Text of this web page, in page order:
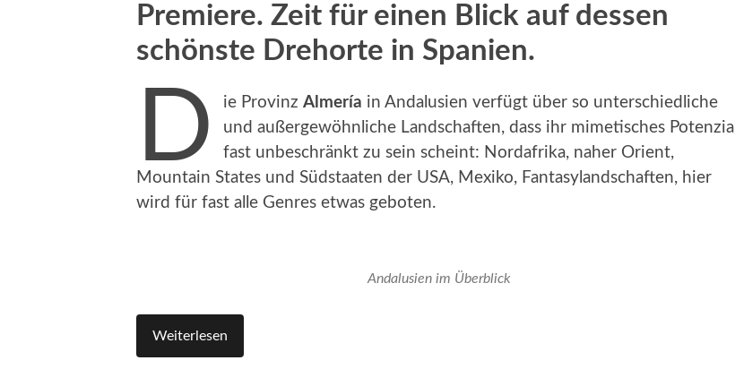
Premiere. Zeit für einen Blick auf dessen
schönste Drehorte in Spanien.
D ie ProvinzAlmería in Andalusien verfügt über so unterschiedliche
und außergewöhnliche Landschaften, dass ihr mimetisches Potenzial
fast unbeschränkt zu sein scheint: Nordafrika, naher Orient,
Mountain States und Südstaaten der USA, Mexiko, Fantasylandschaften, hier
wird für fast alle Genres etwas geboten.
Andalusien im Überblick
Weiterlesen